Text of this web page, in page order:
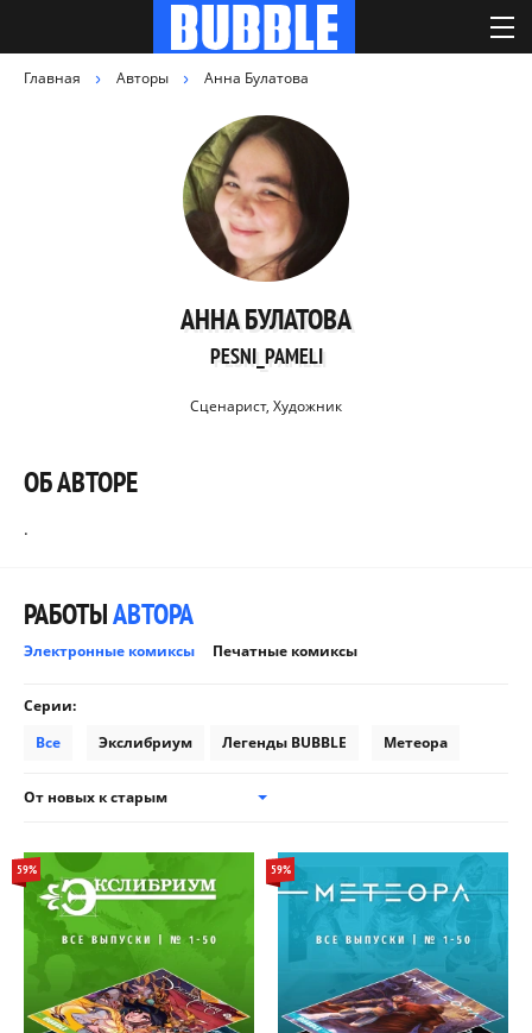
Главная Авторы Анна Булатова
АННА БУЛАТОВА
PESNI_PAMELI
Сценарист, Художник
ОБ АВТОРЕ
.
РАБОТЫАВТОРА
Электронные комиксы Печатные комиксы
Серии:
Все
Экслибриум Легенды BUBBLE Метеора
От новых к старым
59% 59%